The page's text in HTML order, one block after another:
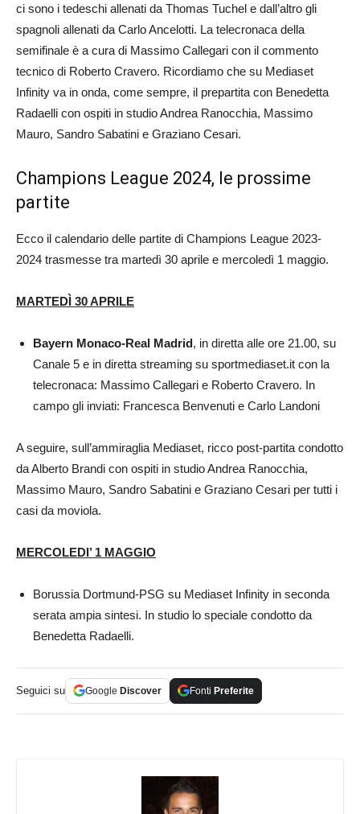
ci sono i tedeschi allenati da Thomas Tuchel e dall’altro gli
spagnoli allenati da Carlo Ancelotti. La telecronaca della
semifinale è a cura di Massimo Callegari con il commento
tecnico di Roberto Cravero. Ricordiamo che su Mediaset
Infinity va in onda, come sempre, il prepartita con Benedetta
Radaelli con ospiti in studio Andrea Ranocchia, Massimo
Mauro, Sandro Sabatini e Graziano Cesari.
Champions League 2024, le prossime
partite
Ecco il calendario delle partite di Champions League 2023-
2024 trasmesse tra martedì 30 aprile e mercoledì 1 maggio.
MARTEDÌ 30 APRILE
Bayern Monaco-Real Madrid, in diretta alle ore 21.00, su
Canale 5 e in diretta streaming su sportmediaset.it con la
telecronaca: Massimo Callegari e Roberto Cravero. In
campo gli inviati: Francesca Benvenuti e Carlo Landoni
A seguire, sull’ammiraglia Mediaset, ricco post-partita condotto
da Alberto Brandi con ospiti in studio Andrea Ranocchia,
Massimo Mauro, Sandro Sabatini e Graziano Cesari per tutti i
casi da moviola.
MERCOLEDI’ 1 MAGGIO
Borussia Dortmund-PSG su Mediaset Infinity in seconda
serata ampia sintesi. In studio lo speciale condotto da
Benedetta Radaelli.
Seguici su Google Discover Fonti Preferite